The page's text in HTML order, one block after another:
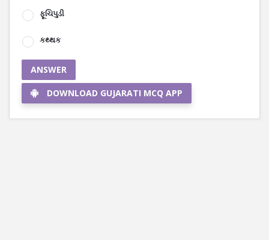
ફૂચિપુડી
કથ્થક
ANSWER
DOWNLOAD GUJARATI MCQ APP